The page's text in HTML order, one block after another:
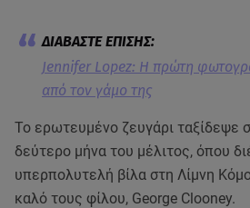
Jennifer Lopez: Η πρώτη
από τον γάμο της
Το ερωτευμένο ζευγάρι ταξίδεψε
δεύτερο μήνα του μέλιτος, όπου
υπερπολυτελή βίλα στη Λίμνη
καλό τους φίλου, George Clooney.